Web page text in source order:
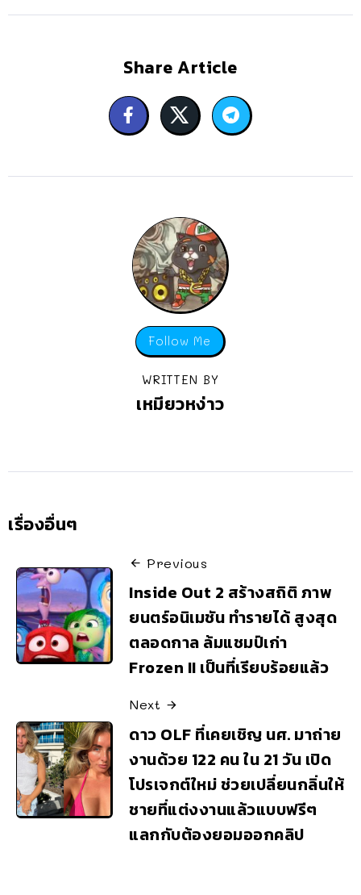
Share Article
Follow Me
WRITTEN BY
เหมียวหง่าว
เรื่องอื่นๆ
Previous
Inside Out 2 สร้างสถิติ ภาพ
ยนตร์อนิเมชัน ทำรายได้ สูงสุด
ตลอดกาล ล้มแชมป์เก่า
Frozen II เป็นที่เรียบร้อยแล้ว
Next
ดาว OLF ที่เคยเชิญ นศ. มาถ่าย
งานด้วย 122 คน ใน 21 วัน เปิด
โปรเจกต์ใหม่ ช่วยเปลี่ยนกลิ่นให้
ชายที่แต่งงานแล้วแบบฟรีๆ
แลกกับต้องยอมออกคลิป